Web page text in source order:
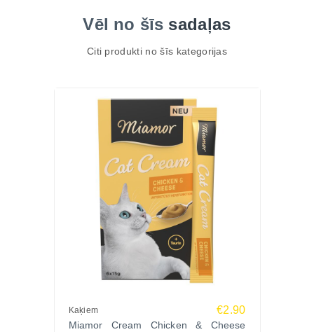
Vēl no šīs sadaļas
Citi produkti no šīs kategorijas
Kaķiem €2.90
Miamor Cream Chicken & Cheese